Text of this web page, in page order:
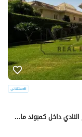
فيلا مستقلة تشطيب كامل بإطلالة مفتوحة أمام النادي داخل كمبوند مايفير الشروق 1 مساحة المباني 400 م² الأرض 899م² 4 غرف نوم